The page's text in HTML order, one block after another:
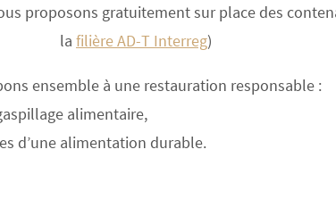
proposons gratuitement sur place des
la filière AD-T Interreg)
ensemble à une restauration responsable :
alimentaire,
d’une alimentation durable.